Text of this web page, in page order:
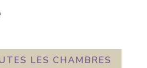
LES CHAMBRES